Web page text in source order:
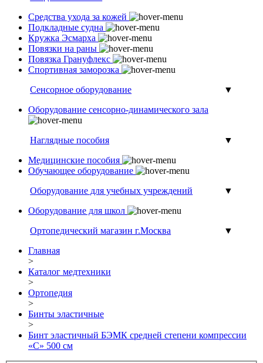
Средства ухода за кожей
Подкладные судна
Кружка Эсмарха
Повязки на раны
Повязка Грануфлекс
Спортивная заморозка
Сенсорное оборудование
▼
Оборудование сенсорно-динамического зала
Наглядные пособия
▼
Медицинские пособия
Обучающее оборудование
Оборудование для учебных учреждений
▼
Оборудование для школ
Ортопедический магазин г.Москва
▼
Главная
>
Каталог медтехники
>
Ортопедия
>
Бинты эластичные
>
Бинт эластичный БЭМК средней степени компрессии
«С» 500 см